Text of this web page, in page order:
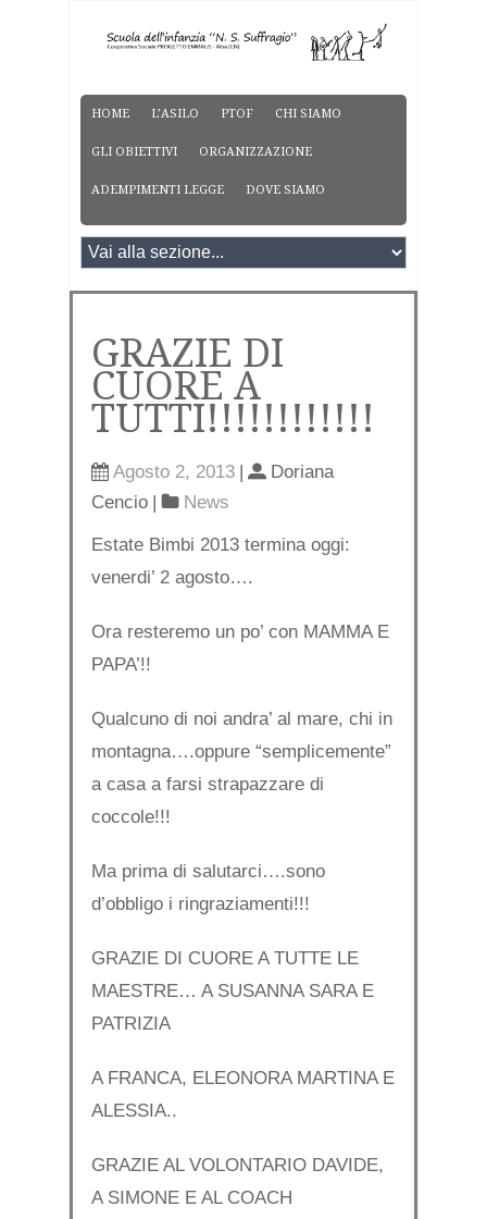
HOME L’ASILO PTOF CHI SIAMO
GLI OBIETTIVI ORGANIZZAZIONE
ADEMPIMENTI LEGGE DOVE SIAMO
GRAZIE DI
CUORE A
TUTTI!!!!!!!!!!!!
Agosto 2, 2013 |
Doriana
Cencio | News
Estate Bimbi 2013 termina oggi:
venerdi’ 2 agosto….
Ora resteremo un po’ con MAMMA E
PAPA’!!
Qualcuno di noi andra’ al mare, chi in
montagna….oppure “semplicemente”
a casa a farsi strapazzare di
coccole!!!
Ma prima di salutarci….sono
d’obbligo i ringraziamenti!!!
GRAZIE DI CUORE A TUTTE LE
MAESTRE… A SUSANNA SARA E
PATRIZIA
A FRANCA, ELEONORA MARTINA E
ALESSIA..
GRAZIE AL VOLONTARIO DAVIDE,
A SIMONE E AL COACH